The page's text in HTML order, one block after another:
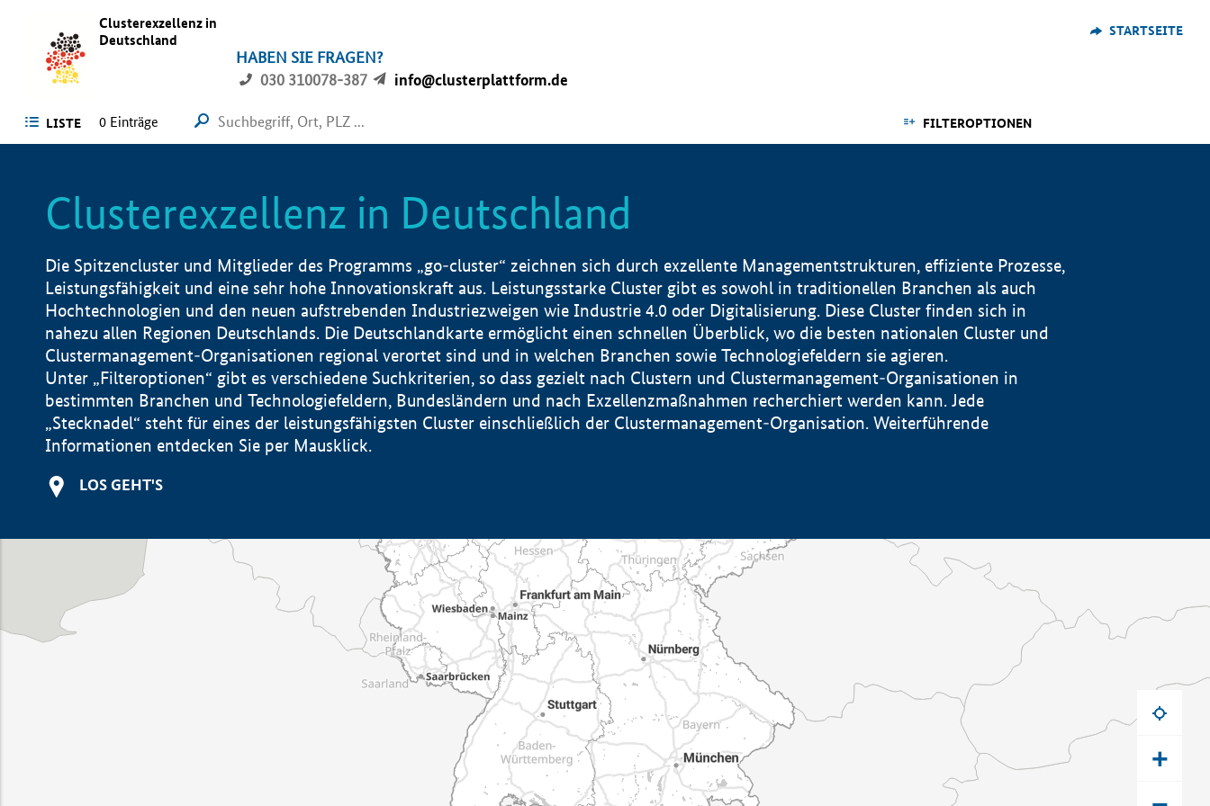
Clusterexzellenz in
Deutschland
HABEN SIE FRAGEN?
030 310078-387
info@clusterplattform.de
STARTSEITE
LISTE FILTEROPTIONEN
0 Einträge
Clusterexzellenz in Deutschland
Die Spitzencluster und Mitglieder des Programms „go-cluster“ zeichnen sich durch exzellente Managementstrukturen, effiziente Prozesse,
Leistungsfähigkeit und eine sehr hohe Innovationskraft aus. Leistungsstarke Cluster gibt es sowohl in traditionellen Branchen als auch
Hochtechnologien und den neuen aufstrebenden Industriezweigen wie Industrie 4.0 oder Digitalisierung. Diese Cluster finden sich in
nahezu allen Regionen Deutschlands. Die Deutschlandkarte ermöglicht einen schnellen Überblick, wo die besten nationalen Cluster und
Clustermanagement-Organisationen regional verortet sind und in welchen Branchen sowie Technologiefeldern sie agieren.
Unter „Filteroptionen“ gibt es verschiedene Suchkriterien, so dass gezielt nach Clustern und Clustermanagement-Organisationen in
bestimmten Branchen und Technologiefeldern, Bundesländern und nach Exzellenzmaßnahmen recherchiert werden kann. Jede
„Stecknadel“ steht für eines der leistungsfähigsten Cluster einschließlich der Clustermanagement-Organisation. Weiterführende
Informationen entdecken Sie per Mausklick.
LOS GEHT'S
+